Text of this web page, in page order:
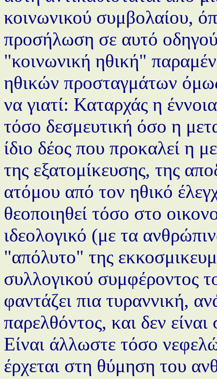
κοινωνικού συμβολαίου,
προσήλωση σε αυτό
"κοινωνική ηθική"
ηθικών προσταγμάτων
να γιατί: Καταρχάς η
τόσο δεσμευτική όσο η
ίδιο δέος που προκαλεί η
της εξατομίκευσης, της
ατόμου από τον ηθικό
θεοποιηθεί τόσο στο
ιδεολογικό (με τα
"απόλυτο" της
συλλογικού συμφέροντος
φαντάζει πια τυραννική,
παρελθόντος, και δεν
Είναι άλλωστε τόσο
έρχεται στη θύμηση του